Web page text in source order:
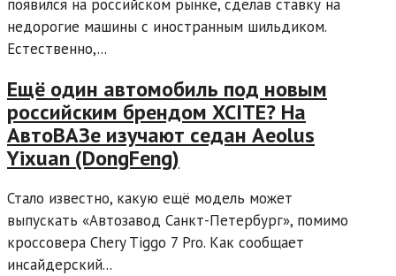
появился на российском рынке, сделав ставку на
недорогие машины с иностранным шильдиком.
Естественно,...
Ещё один автомобиль под новым
российским брендом XCITE? На
АвтоВАЗе изучают седан Aeolus
Yixuan (DongFeng)
Стало известно, какую ещё модель может
выпускать «Автозавод Санкт-Петербург», помимо
кроссовера Chery Tiggo 7 Pro. Как сообщает
инсайдерский...